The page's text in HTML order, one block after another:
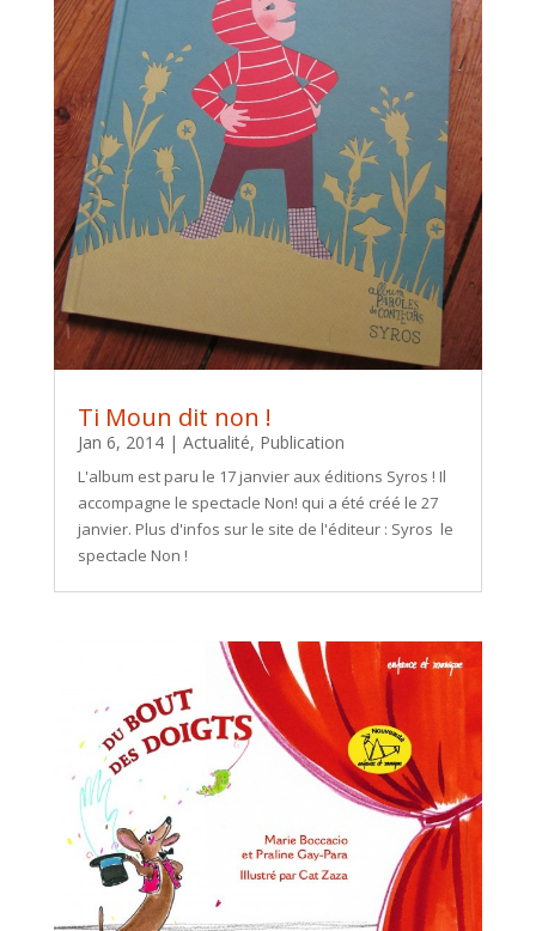
Ti Moun dit non !
Jan 6, 2014| Actualité, Publication
L'album est paru le 17 janvier aux éditions Syros ! Il
accompagne le spectacle Non! qui a été créé le 27
janvier. Plus d'infos sur le site de l'éditeur : Syros le
spectacle Non !